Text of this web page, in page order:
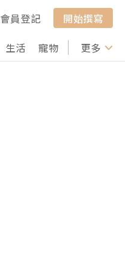
會員登記
開始撰寫
生活 寵物 行山 打卡
更多